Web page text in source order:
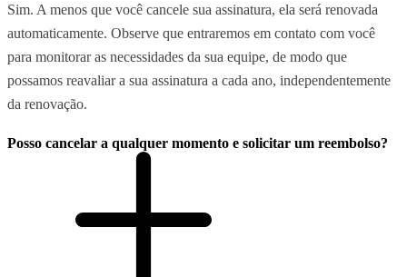
Sim. A menos que você cancele sua assinatura, ela será renovada
automaticamente. Observe que entraremos em contato com você
para monitorar as necessidades da sua equipe, de modo que
possamos reavaliar a sua assinatura a cada ano, independentemente
da renovação.
Posso cancelar a qualquer momento e solicitar um reembolso?